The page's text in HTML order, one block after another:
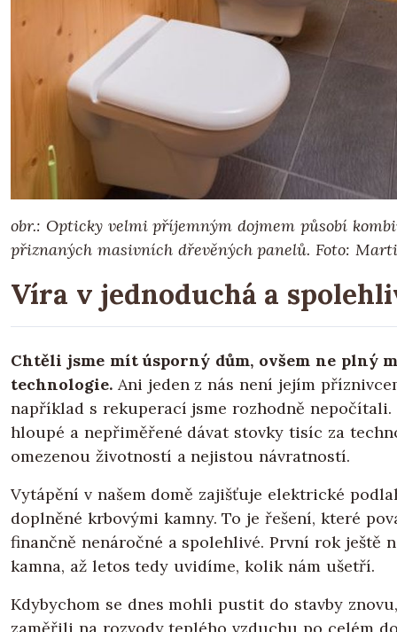
obr.: Opticky velmi příjemným dojmem působí
přiznaných masivních dřevěných panelů.Foto:
Víra v jednoduchá a
Chtěli jsme mít úsporný dům, ovšem ne plný
technologie. Ani jeden z nás není jejím
například s rekuperací jsme rozhodně nepočítali.
hloupé a nepřiměřené dávat stovky tisíc za
omezenou životností a nejistou návratností.
Vytápění v našem domě zajišťuje elektrické
doplněné krbovými kamny. To je řešení, které
finančně nenáročné a spolehlivé. První rok ještě
kamna, až letos tedy uvidíme, kolik nám ušetří.
Kdybychom se dnes mohli pustit do stavby